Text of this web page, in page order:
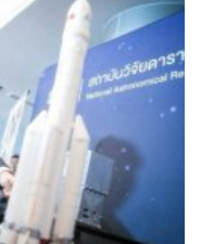
เพื่อไทย
งจันทร์! ‘ศ.ดร.ยศ
Moonshot 24 ส.ค.